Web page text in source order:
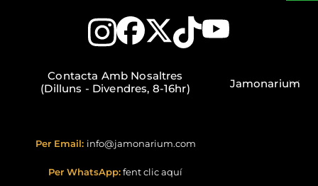
Contacta Amb Nosaltres
(Dilluns - Divendres, 8-16hr)
Per Email: info@jamonarium.com
Per WhatsApp:fent clic aquí
Jamonarium